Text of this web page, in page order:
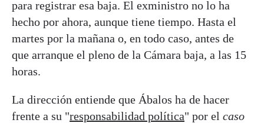
para registrar esa baja. El exministro no lo ha
hecho por ahora, aunque tiene tiempo. Hasta el
martes por la mañana o, en todo caso, antes de
que arranque el pleno de la Cámara baja, a las 15
horas.
La dirección entiende que Ábalos ha de hacer
frente a su "responsabilidad política" por el caso